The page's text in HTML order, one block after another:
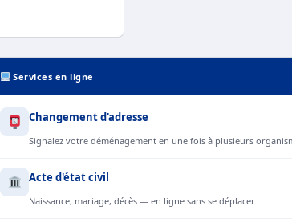
Services en ligne
Changement d'adresse
Signalez votre déménagement en une fois à plusieurs
Acte d'état civil
Naissance, mariage, décès — en ligne sans se déplacer